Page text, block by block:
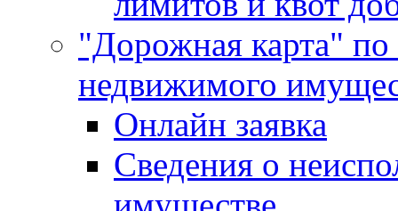
"Дорожная карта"
недвижимого
Онлайн заявка
Сведения о